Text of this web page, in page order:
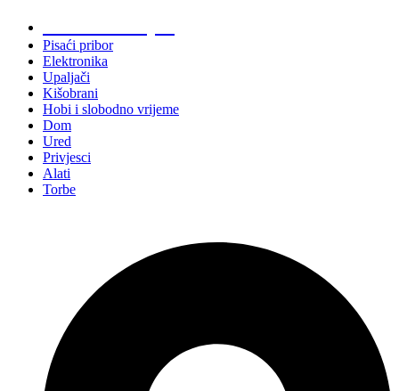
Pisaći pribor
Elektronika
Upaljači
Kišobrani
Hobi i slobodno vrijeme
Dom
Ured
Privjesci
Alati
Torbe